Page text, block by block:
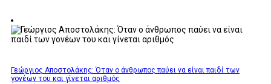
Γεώργιος Αποστολάκης: Όταν ο άνθρωπος παύει να είναι παιδί των
γονέων του και γίνεται αριθμός